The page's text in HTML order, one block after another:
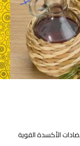
الأكسدة القوية